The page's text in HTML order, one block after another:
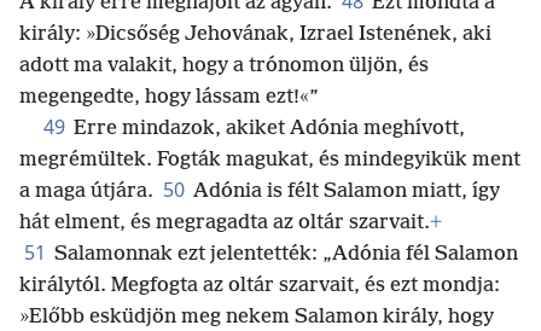
király: »Dicsőség Jehovának, Izrael Istenének, aki
adott ma valakit, hogy a trónomon üljön, és
megengedte, hogy lássam ezt!«”
49 Erre mindazok, akiket Adónia meghívott,
megrémültek. Fogták magukat, és mindegyikük ment
a maga útjára. 50 Adónia is félt Salamon miatt, így
hát elment, és megragadta az oltár szarvait.+
51 Salamonnak ezt jelentették: „Adónia fél Salamon
királytól. Megfogta az oltár szarvait, és ezt mondja:
»Előbb esküdjön meg nekem Salamon király, hogy